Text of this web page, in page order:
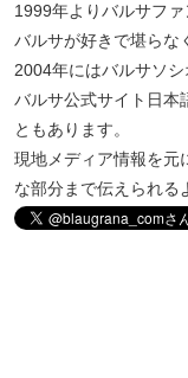
1999年よりバルサフ
バルサが好きで堪らな
2004年にはバルサソシ
バルサ公式サイト日本
ともあります。
現地メディア情報を元
な部分まで伝えられる